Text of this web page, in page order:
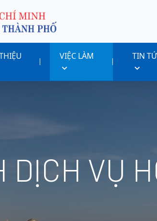
VIỆC LÀM TIN
DỊCH VỤ